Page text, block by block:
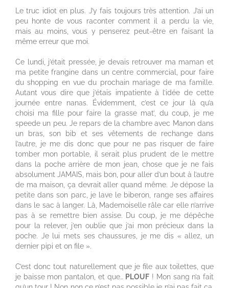
Le truc idiot en plus. J’y fais toujours très attention. J’ai un
peu honte de vous raconter comment il a perdu la vie,
mais au moins, vous y penserez peut-être en faisant la
même erreur que moi.
Ce lundi, j’était pressée, je devais retrouver ma maman et
ma petite frangine dans un centre commercial, pour faire
du shopping en vue du prochain mariage de ma famille.
Autant vous dire que j’étais impatiente à l’idée de cette
journée entre nanas. Évidemment, c’est ce jour là qu’a
choisi ma fille pour faire la grasse mat’, du coup, je me
speede un peu. Je repars de la chambre avec Manon dans
un bras, son bib et ses vêtements de rechange dans
l’autre, je me dis donc que pour ne pas risquer de faire
tomber mon portable, il serait plus prudent de le mettre
dans la poche arrière de mon jean, chose que je ne fais
absolument JAMAIS, mais bon, pour aller d’un bout à l’autre
de ma maison, ça devrait aller quand même. Je dépose la
petite dans son parc, je lave le biberon, range ses affaires
dans le sac à langer. Là, Mademoiselle râle car elle n’arrive
pas à se remettre bien assise. Du coup, je me dépêche
pour la relever, j’en oublie que j’ai mon précieux dans la
poche. Je lui mets ses chaussures, je me dis « allez, un
dernier pipi et on file ».
C’est donc tout naturellement que je file aux toilettes, que
je baisse mon pantalon, et que… PLOUF ! Mon sang n’a fait